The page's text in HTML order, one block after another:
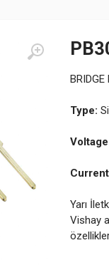
Type:
Yarı
Vishay